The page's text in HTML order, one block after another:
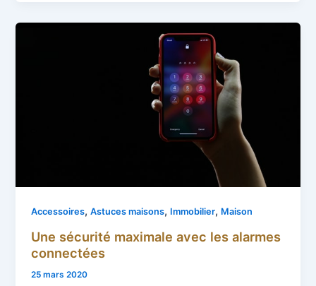
Accessoires,Astuces maisons, Immobilier, Maison
Une sécurité maximale avec les alarmes
connectées
25 mars 2020